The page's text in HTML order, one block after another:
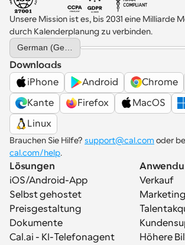
Unsere Mission ist es, bis 2031 eine Milliarde
durch Kalenderplanung zu verbinden.
Select Language
German (Germany)
Downloads
iPhone
Android Chrome
Kante
Firefox MacOS
Linux
Brauchen Sie Hilfe? support@cal.com
cal.com/help.
Lösungen
iOS/Android-App
Selbst gehostet
Preisgestaltung
Dokumente
Cal.ai - KI-Telefonagent
Verkauf
Marketing
Höhere